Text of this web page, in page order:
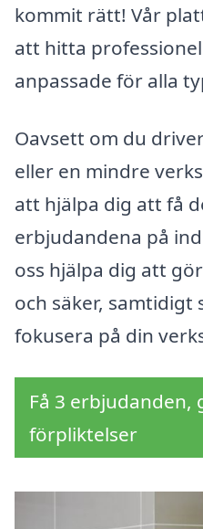
kommit rätt! Vår
att hitta
anpassade för alla
Oavsett om du
eller en mindre
att hjälpa dig att få
erbjudandena på
oss hjälpa dig att
och säker,
fokusera på din
Få 3 erbjudanden,
förpliktelser